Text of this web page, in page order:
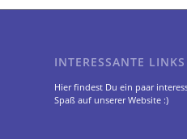
INTERESSANTE LINKS
Hier findest Du ein paar
Spaß auf unserer Website :)